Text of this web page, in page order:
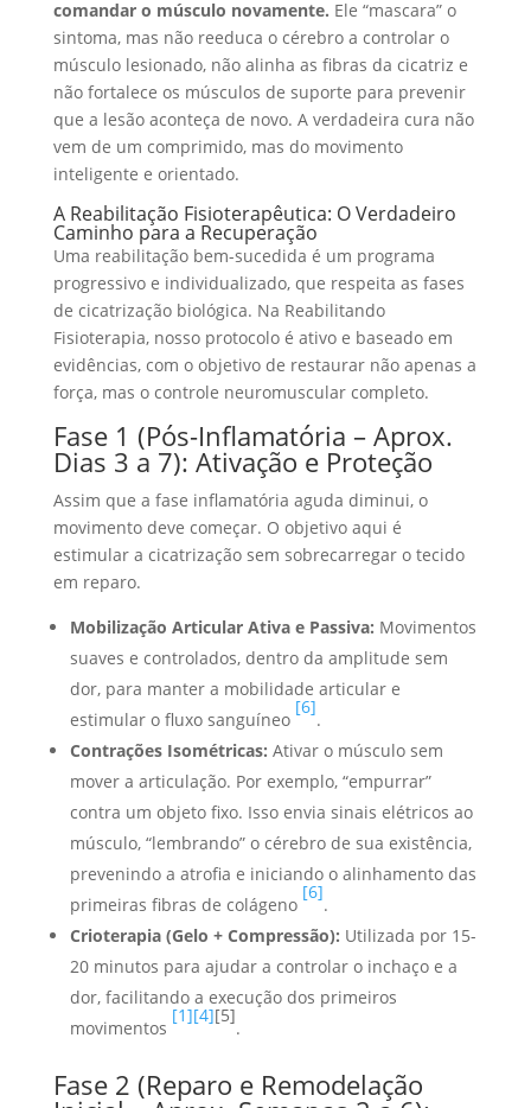
comandar o músculo novamente. Ele “mascara” o
sintoma, mas não reeduca o cérebro a controlar o
músculo lesionado, não alinha as fibras da cicatriz e
não fortalece os músculos de suporte para prevenir
que a lesão aconteça de novo. A verdadeira cura não
vem de um comprimido, mas do movimento
inteligente e orientado.
A Reabilitação Fisioterapêutica: O Verdadeiro
Caminho para a Recuperação
Uma reabilitação bem-sucedida é um programa
progressivo e individualizado, que respeita as fases
de cicatrização biológica. Na Reabilitando
Fisioterapia, nosso protocolo é ativo e baseado em
evidências, com o objetivo de restaurar não apenas a
força, mas o controle neuromuscular completo.
Fase 1 (Pós-Inflamatória – Aprox.
Dias 3 a 7): Ativação e Proteção
Assim que a fase inflamatória aguda diminui, o
movimento deve começar. O objetivo aqui é
estimular a cicatrização sem sobrecarregar o tecido
em reparo.
Mobilização Articular Ativa e Passiva: Movimentos
suaves e controlados, dentro da amplitude sem
dor, para manter a mobilidade articular e
estimular o fluxo sanguíneo
[6]
.
Contrações Isométricas: Ativar o músculo sem
mover a articulação. Por exemplo, “empurrar”
contra um objeto fixo. Isso envia sinais elétricos ao
músculo, “lembrando” o cérebro de sua existência,
prevenindo a atrofia e iniciando o alinhamento das
primeiras fibras de colágeno
[6]
.
Crioterapia (Gelo + Compressão): Utilizada por 15-
20 minutos para ajudar a controlar o inchaço e a
dor, facilitando a execução dos primeiros
movimentos
[1][4][5]
.
Fase 2 (Reparo e Remodelação